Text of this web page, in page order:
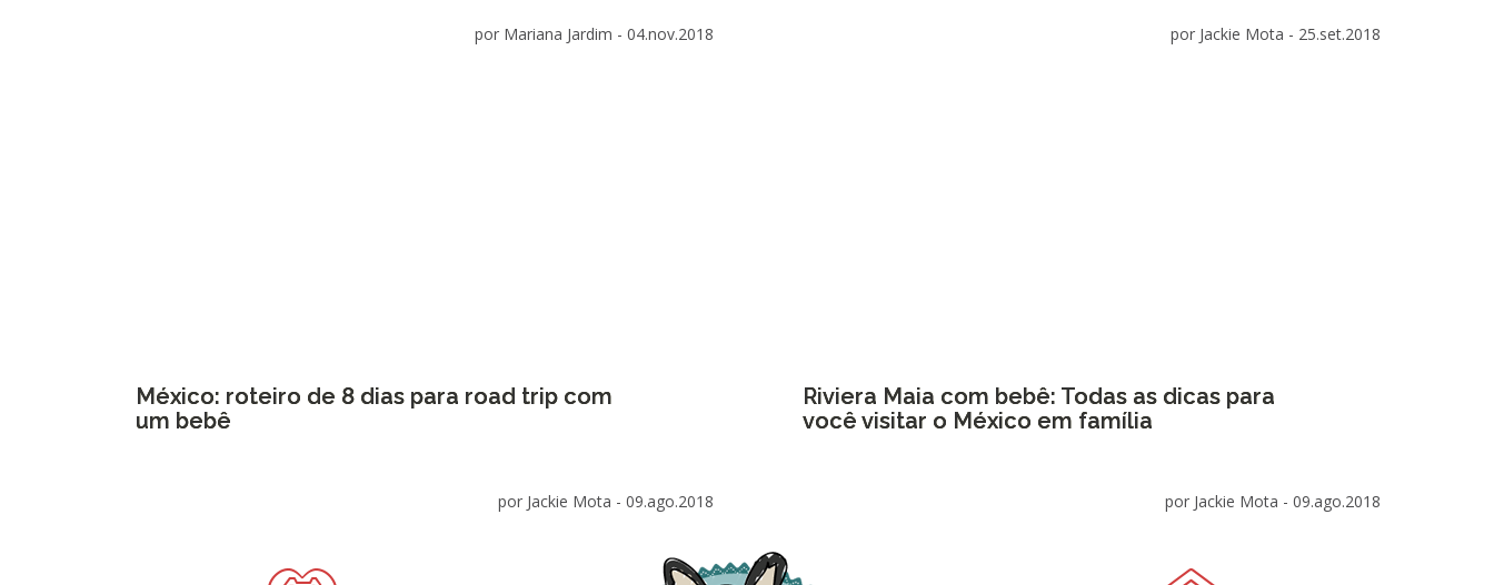
por Mariana Jardim - 04.nov.2018 por Jackie Mota - 25.set.2018
México: roteiro de 8 dias para road trip com
um bebê
por Jackie Mota - 09.ago.2018
Riviera Maia com bebê: Todas as dicas para
você visitar o México em família
por Jackie Mota - 09.ago.2018